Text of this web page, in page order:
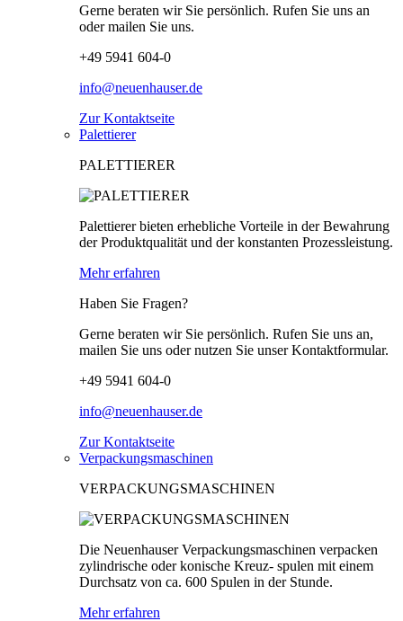
Gerne beraten wir Sie persönlich. Rufen Sie uns an
oder mailen Sie uns.
+49 5941 604-0
info@neuenhauser.de
Zur Kontaktseite
Palettierer
PALETTIERER
Palettierer bieten erhebliche Vorteile in der Bewahrung
der Produktqualität und der konstanten Prozessleistung.
Mehr erfahren
Haben Sie Fragen?
Gerne beraten wir Sie persönlich. Rufen Sie uns an,
mailen Sie uns oder nutzen Sie unser Kontaktformular.
+49 5941 604-0
info@neuenhauser.de
Zur Kontaktseite
Verpackungsmaschinen
VERPACKUNGSMASCHINEN
Die Neuenhauser Verpackungsmaschinen verpacken
zylindrische oder konische Kreuz- spulen mit einem
Durchsatz von ca. 600 Spulen in der Stunde.
Mehr erfahren